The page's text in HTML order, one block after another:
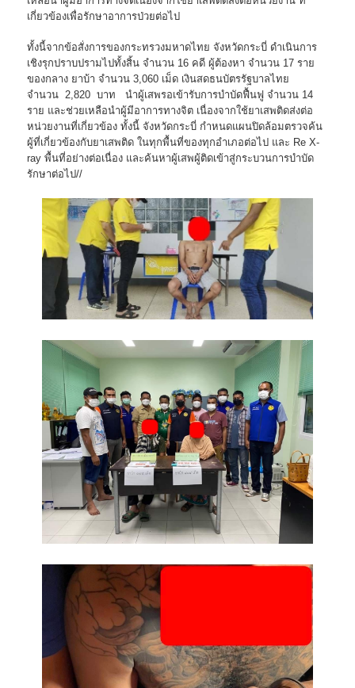
เกี่ยวข้องเพื่อรักษาอาการป่วยต่อไป
ทั้งนี้จากข้อสั่งการของกระทรวงมหาดไทย จังหวัดกระบี่ ดำเนินการ
เชิงรุกปราบปรามไปทั้งสิ้น จำนวน 16 คดี ผู้ต้องหา จำนวน 17 ราย
ของกลาง ยาบ้า จำนวน 3,060 เม็ด เงินสดธนบัตรรัฐบาลไทย
จำนวน 2,820 บาท นำผู้เสพรอเข้ารับการบำบัดฟื้นฟู จำนวน 14
ราย และช่วยเหลือนำผู้มีอาการทางจิต เนื่องจากใช้ยาเสพติดส่งต่อ
หน่วยงานที่เกี่ยวข้อง ทั้งนี้ จังหวัดกระบี่ กำหนดแผนปิดล้อมตรวจค้น
ผู้ที่เกี่ยวข้องกับยาเสพติด ในทุกพื้นที่ของทุกอำเภอต่อไป และ Re X-
ray พื้นที่อย่างต่อเนื่อง และค้นหาผู้เสพผู้ติดเข้าสู่กระบวนการบำบัด
รักษาต่อไป//